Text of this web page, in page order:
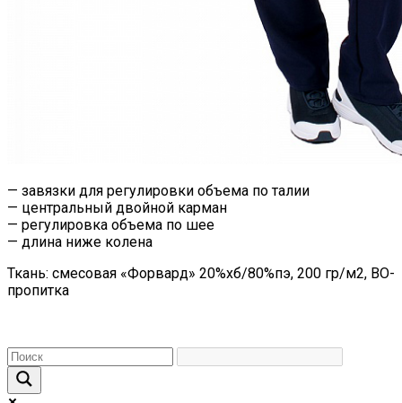
— завязки для регулировки объема по талии
— центральный двойной карман
— регулировка объема по шее
— длина ниже колена
Ткань: смесовая «Форвард» 20%хб/80%пэ, 200 гр/м2, ВО-
пропитка